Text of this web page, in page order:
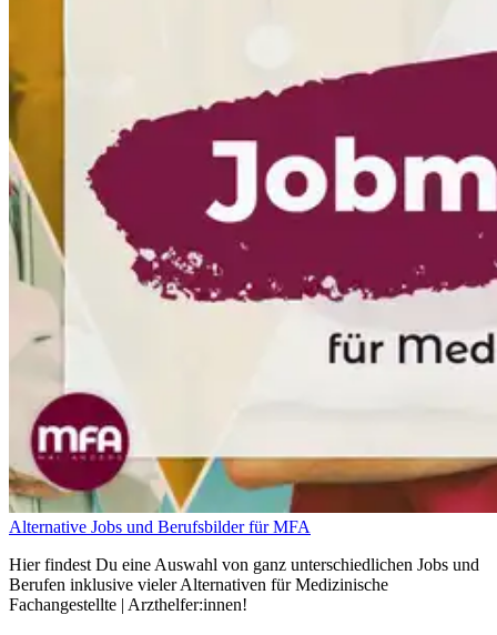
Alternative Jobs und Berufsbilder für MFA
Hier findest Du eine Auswahl von ganz unterschiedlichen Jobs und
Berufen inklusive vieler Alternativen für Medizinische
Fachangestellte | Arzthelfer:innen!